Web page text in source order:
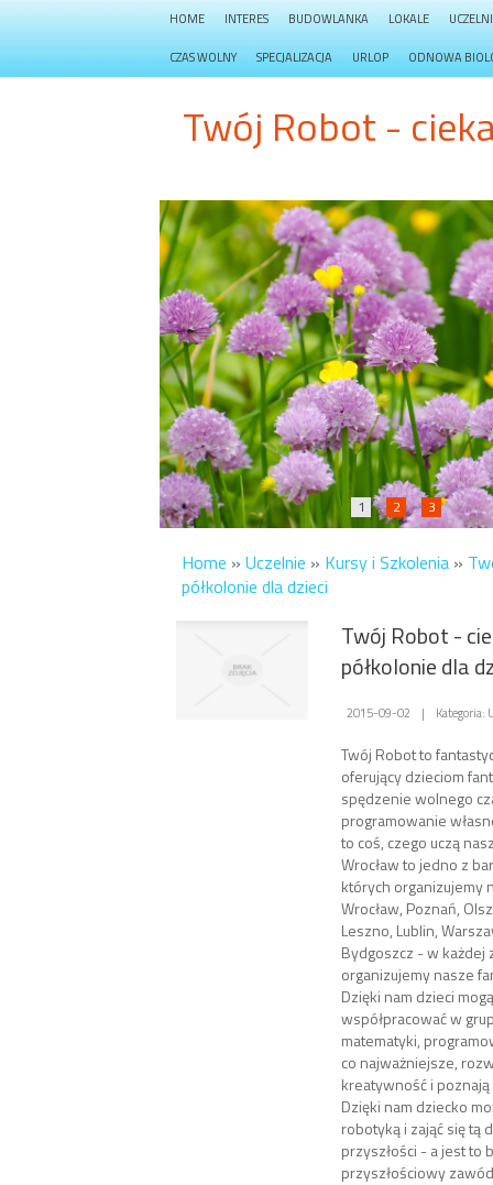
HOME INTERES BUDOWLANKA LOKALE
CZAS WOLNY SPECJALIZACJA URLOP ODNOWA
Twój Robot -
1 2 3
Home » Uczelnie » Kursy i Szkolenia »
półkolonie dla dzieci
Twój Robot -
półkolonie dla
2015-09-02 | Kategoria:
Twój Robot to
oferujący dzieciom
spędzenie wolnego
programowanie
to coś, czego uczą
Wrocław to jedno z
których organizujemy
Wrocław, Poznań,
Leszno, Lublin,
Bydgoszcz - w każdej
organizujemy nasze
Dzięki nam dzieci
współpracować w
matematyki,
co najważniejsze,
kreatywność i
Dzięki nam dziecko
robotyką i zająć się tą
przyszłości - a jest to
przyszłościowy